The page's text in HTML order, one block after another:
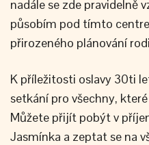
nadále se zde pravidelně
působím pod tímto
přirozeného plánování
K příležitosti oslavy 30ti
setkání pro všechny,
Můžete přijít pobýt v
Jasmínka a zeptat se na